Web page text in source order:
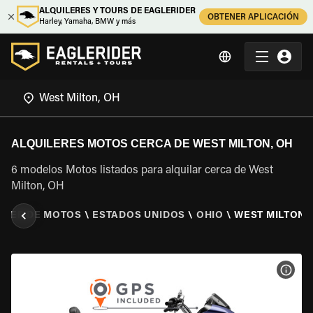
ALQUILERES Y TOURS DE EAGLERIDER
Harley, Yamaha, BMW y más
OBTENER APLICACIÓN
ALQUILERES MOTOS CERCA DE WEST MILTON, OH
6 modelos Motos listados para alquilar cerca de West
Milton, OH
DE MOTOS \ ESTADOS UNIDOS \ OHIO \ WEST MILTON,
VER